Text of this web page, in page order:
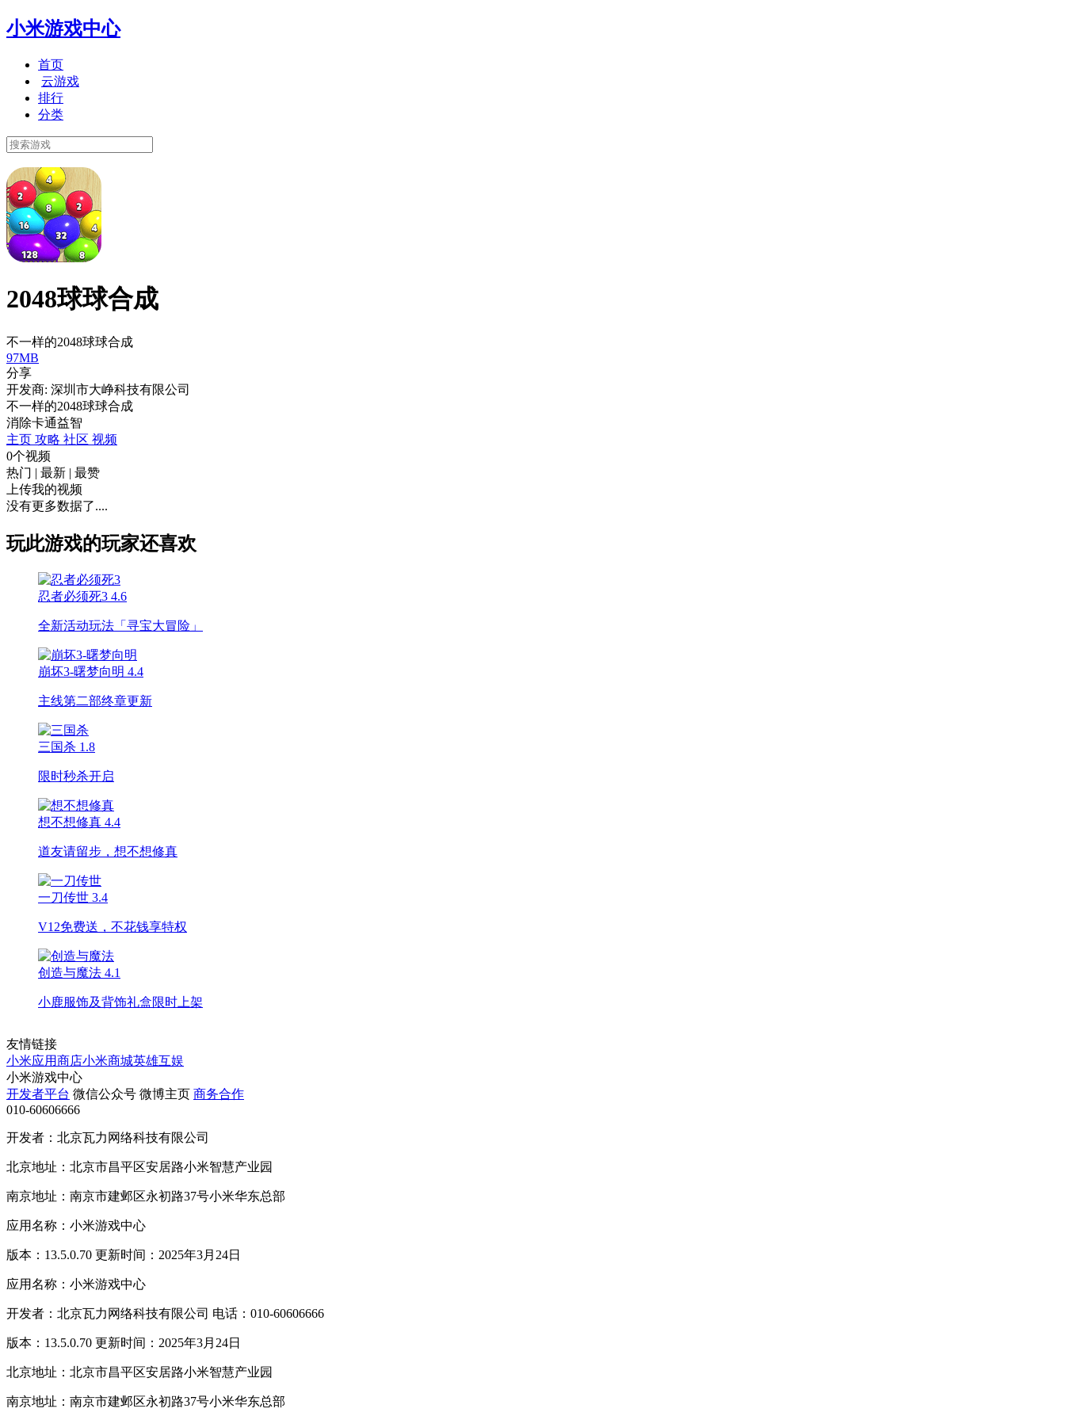
小米游戏中心
首页
云游戏
排行
分类
2048球球合成
不一样的2048球球合成
97MB
分享
开发商: 深圳市大峥科技有限公司
不一样的2048球球合成
消除卡通益智
主页 攻略 社区 视频
0个视频
热门 | 最新 | 最赞
上传我的视频
没有更多数据了....
玩此游戏的玩家还喜欢
忍者必须死3 4.6
全新活动玩法「寻宝大冒险」
崩坏3-曙梦向明 4.4
主线第二部终章更新
三国杀 1.8
限时秒杀开启
想不想修真 4.4
道友请留步，想不想修真
一刀传世 3.4
V12免费送，不花钱享特权
创造与魔法 4.1
小鹿服饰及背饰礼盒限时上架
友情链接
小米应用商店小米商城英雄互娱
小米游戏中心
开发者平台 微信公众号 微博主页 商务合作
010-60606666
开发者：北京瓦力网络科技有限公司
北京地址：北京市昌平区安居路小米智慧产业园
南京地址：南京市建邺区永初路37号小米华东总部
应用名称：小米游戏中心
版本：13.5.0.70 更新时间：2025年3月24日
应用名称：小米游戏中心
开发者：北京瓦力网络科技有限公司 电话：010-60606666
版本：13.5.0.70 更新时间：2025年3月24日
北京地址：北京市昌平区安居路小米智慧产业园
南京地址：南京市建邺区永初路37号小米华东总部